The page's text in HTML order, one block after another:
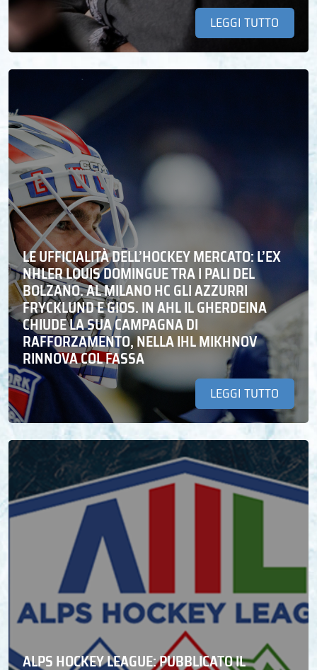
LEGGI TUTTO
LE UFFICIALITÀ DELL’HOCKEY MERCATO: L’EX
NHLER LOUIS DOMINGUE TRA I PALI DEL
BOLZANO. AL MILANO HC GLI AZZURRI
FRYCKLUND E GIOS. IN AHL IL GHERDEINA
CHIUDE LA SUA CAMPAGNA DI
RAFFORZAMENTO, NELLA IHL MIKHNOV
RINNOVA COL FASSA
LEGGI TUTTO
ALPS HOCKEY LEAGUE: PUBBLICATO IL